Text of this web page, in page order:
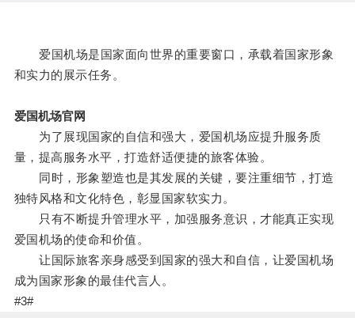
爱国机场是国家面向世界的重要窗口，承载着国家形象
和实力的展示任务。
爱国机场官网
为了展现国家的自信和强大，爱国机场应提升服务质
量，提高服务水平，打造舒适便捷的旅客体验。
同时，形象塑造也是其发展的关键，要注重细节，打造
独特风格和文化特色，彰显国家软实力。
只有不断提升管理水平，加强服务意识，才能真正实现
爱国机场的使命和价值。
让国际旅客亲身感受到国家的强大和自信，让爱国机场
成为国家形象的最佳代言人。
#3#